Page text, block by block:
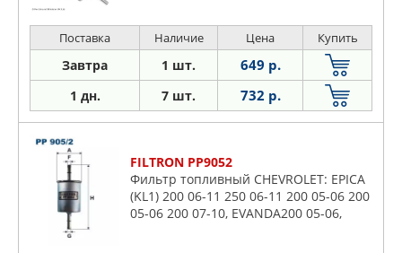
Поставка Наличие Цена Купить
Завтра 1 шт. 649 р.
1 дн. 7 шт. 732 р.
FILTRON PP9052
Фильтр топливный CHEVROLET: EPICA
(KL1) 200 06-11 250 06-11 200 05-06 200
05-06 200 07-10, EVANDA200 05-06,